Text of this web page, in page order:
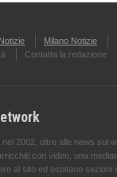
Milano Notizie
Contatta la redazione
2002, oltre alle news sul
con video, una
al sito ed ospitano sezioni